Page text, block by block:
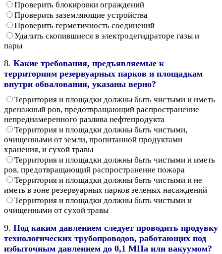
Проверить блокировки ограждений
Проверить заземляющие устройства
Проверить герметичность соединений
Удалить скопившиеся в электродегидраторе газы и
пары
8. Какие требования, предъявляемые к
территориям резервуарных парков и площадкам
внутри обвалования, указаны верно?
Территория и площадки должны быть чистыми и иметь
дренажный ров, предотвращающий распространение
непреднамеренного разлива нефтепродукта
Территория и площадки должны быть чистыми,
очищенными от земли, пропитанной продуктами
хранения, и сухой травы
Территория и площадки должны быть чистыми и иметь
ров, предотвращающий распространение пожара
Территория и площадки должны быть чистыми и не
иметь в зоне резервуарных парков зеленых насаждений
Территория и площадки должны быть чистыми и
очищенными от сухой травы
9. Под каким давлением следует проводить продувку
технологических трубопроводов, работающих под
избыточным давлением до 0,1 МПа или вакуумом?